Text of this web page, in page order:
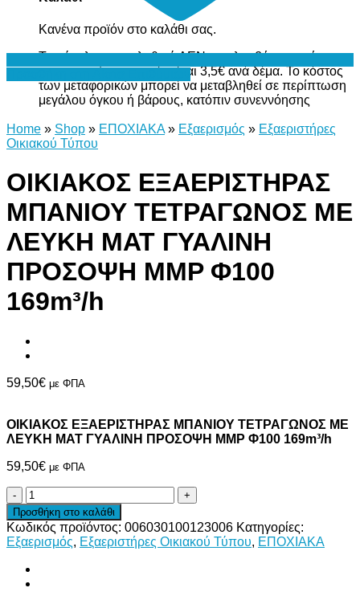
Κανένα προϊόν στο καλάθι σας.
Το σύνολο του καλαθιού ΔΕΝ περιλαμβάνει το κόστος
μεταφορικών, το οποίο είναι 3,5€ ανά δέμα. Το κόστος
των μεταφορικών μπορεί να μεταβληθεί σε περίπτωση
μεγάλου όγκου ή βάρους, κατόπιν συνεννόησης
Home » Shop » ΕΠΟΧΙΑΚΑ » Εξαερισμός » Εξαεριστήρες
Οικιακού Τύπου
ΟΙΚΙΑΚΟΣ ΕΞΑΕΡΙΣΤΗΡΑΣ
ΜΠΑΝΙΟΥ ΤΕΤΡΑΓΩΝΟΣ ΜΕ
ΛΕΥΚΗ ΜΑΤ ΓΥΑΛΙΝΗ
ΠΡΟΣΟΨΗ MMP Φ100
169m³/h
59,50€ με ΦΠΑ
ΟΙΚΙΑΚΟΣ ΕΞΑΕΡΙΣΤΗΡΑΣ ΜΠΑΝΙΟΥ ΤΕΤΡΑΓΩΝΟΣ ΜΕ
ΛΕΥΚΗ ΜΑΤ ΓΥΑΛΙΝΗ ΠΡΟΣΟΨΗ MMP Φ100 169m³/h
59,50€ με ΦΠΑ
ΟΙΚΙΑΚΟΣ
ΕΞΑΕΡΙΣΤΗΡΑΣ
ΜΠΑΝΙΟΥ
ΤΕΤΡΑΓΩΝΟΣ
ΜΕ
ΛΕΥΚΗ
ΜΑΤ
Προσθήκη στο καλάθι
Κωδικός προϊόντος: 006030100123006 Κατηγορίες:
Εξαερισμός, Εξαεριστήρες Οικιακού Τύπου, ΕΠΟΧΙΑΚΑ